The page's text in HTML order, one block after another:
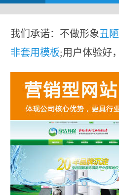
我们承诺：不做形象丑陋
非套用模板;用户体验好，